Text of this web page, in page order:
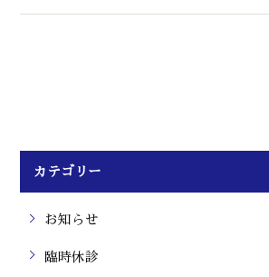
カテゴリー
お知らせ
臨時休診